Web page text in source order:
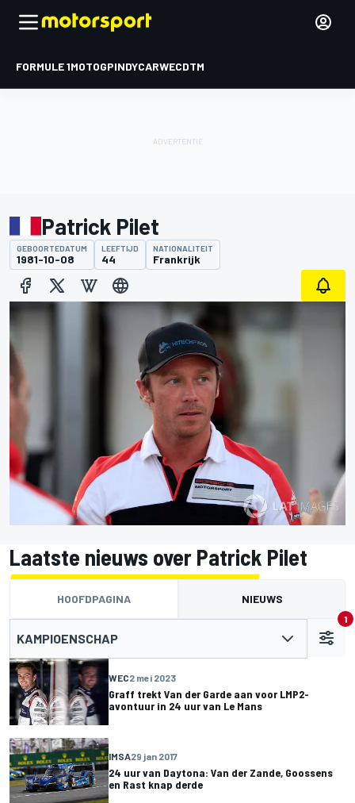
FORMULE 1MOTOGPINDYCARWECDTM
Patrick Pilet
GEBOORTEDATUM
1981-10-08
LEEFTIJD
44
NATIONALITEIT
Frankrijk
Laatste nieuws over Patrick Pilet
HOOFDPAGINA NIEUWS
KAMPIOENSCHAP
1
WEC2 mei 2023
Graff trekt Van der Garde aan voor LMP2-
avontuur in 24 uur van Le Mans
IMSA29 jan 2017
24 uur van Daytona: Van der Zande, Goossens
en Rast knap derde